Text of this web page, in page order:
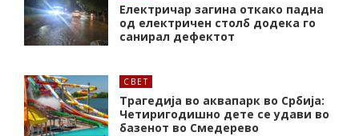
Електричар загина откако падна
од електричен столб додека го
санирал дефектот
СВЕТ
Трагедија во аквапарк во Србија:
Четиригодишно дете се удави во
базенот во Смедерево